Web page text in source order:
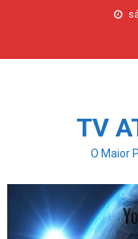
TV
O Maior